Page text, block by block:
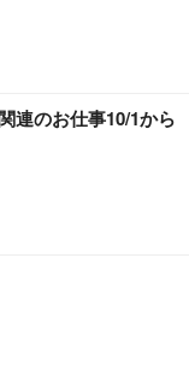
連のお仕事10/1から